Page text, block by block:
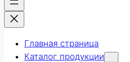
Главная страница
Каталог продукции